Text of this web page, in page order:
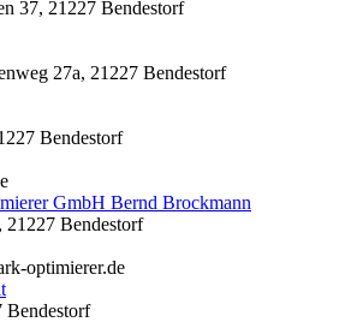
37, 21227 Bendestorf
27a, 21227 Bendestorf
Bendestorf
GmbH Bernd Brockmann
21227 Bendestorf
optimierer.de
Bendestorf